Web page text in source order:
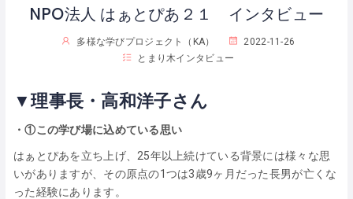
NPO法人 はぁとぴあ２１ インタビュー
多様な学びプロジェクト（KA）
2022-11-26
とまり木インタビュー
▼理事長・高和洋子さん
・①この学び場に込めている思い
はぁとぴあを立ち上げ、25年以上続けている背景には様々な思
いがありますが、その原点の1つは3歳9ヶ月だった長男が亡くな
った経験にあります。